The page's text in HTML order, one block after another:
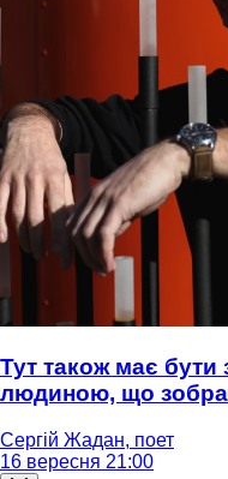
Тут також має бути
людиною, що
Сергій Жадан, поет
16 вересня 21:00